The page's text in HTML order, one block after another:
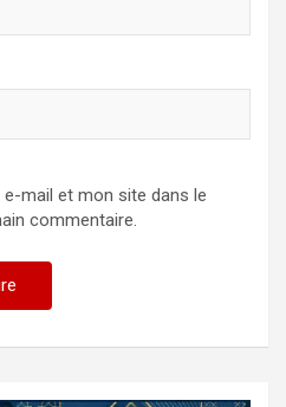
mail et mon site dans le
commentaire.